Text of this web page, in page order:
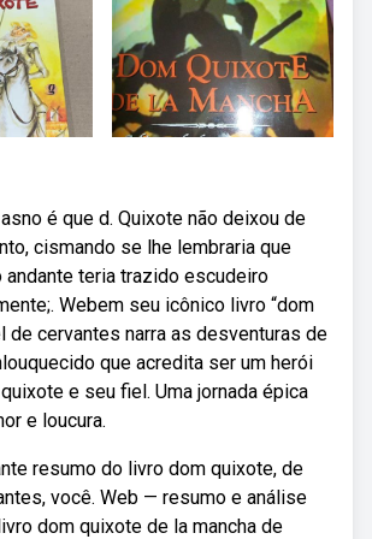
é que d. Quixote não deixou de
cismando se lhe lembraria que
andante teria trazido escudeiro
Webem seu icônico livro “dom
de cervantes narra as desventuras de
que acredita ser um herói
e seu fiel. Uma jornada épica
e loucura.
resumo do livro dom quixote, de
você. Web — resumo e análise
dom quixote de la mancha de